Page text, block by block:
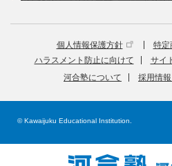
個人情報保護方針
特定
ハラスメント防止に向けて
サイ
河合塾について
採用情報
© Kawaijuku Educational Institution.